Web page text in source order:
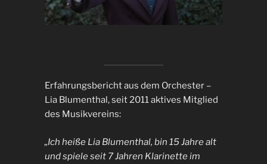
Erfahrungsbericht aus dem Orchester –
Lia Blumenthal, seit 2011 aktives Mitglied
des Musikvereins:
„Ich heiße Lia Blumenthal, bin 15 Jahre alt
und spiele seit 7 Jahren Klarinette im